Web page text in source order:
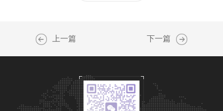
上一篇 下一篇